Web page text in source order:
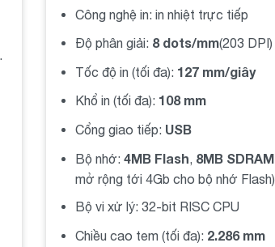
Công nghệ in: in nhiệt trực tiếp
Độ phân giải: 8 dots/mm(203 DPI)
Tốc độ in (tối đa): 127 mm/giây
Khổ in (tối đa): 108 mm
Cổng giao tiếp: USB
Bộ nhớ:4MB Flash 8MB SDRAM
mở rộng tới 4Gb cho bộ nhớ Flash)
Bộ vi xử lý: 32-bit RISC CPU
Chiều cao tem (tối đa): 2.286 mm